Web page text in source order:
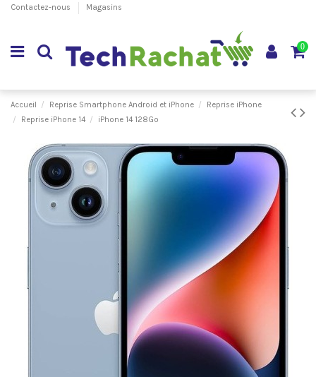
Contactez-nous Magasins
0
Accueil Reprise Smartphone Android et iPhone
Reprise iPhone
Reprise iPhone 14
iPhone 14 128Go